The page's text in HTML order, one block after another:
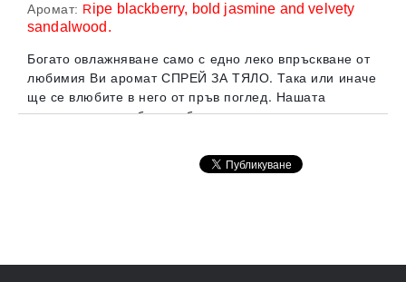
Аромат: Ripe blackberry, bold jasmine and velvety
sandalwood.
Богато овлажняване само с едно леко впръскване от
любимия Ви аромат СПРЕЙ ЗА ТЯЛО. Така или иначе
ще се влюбите в него от пръв поглед. Нашата
внимателно изработена бутилка със здрава
съставка алое и да осигури на кожата Ви дълбоко
подхранване с най-лекия и освежаващ аромат.